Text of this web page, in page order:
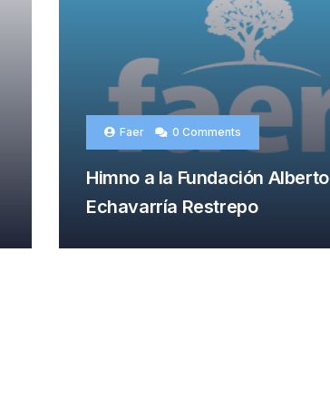
Faer 0 Comments
Himno a la Fundación Alberto
Echavarría Restrepo